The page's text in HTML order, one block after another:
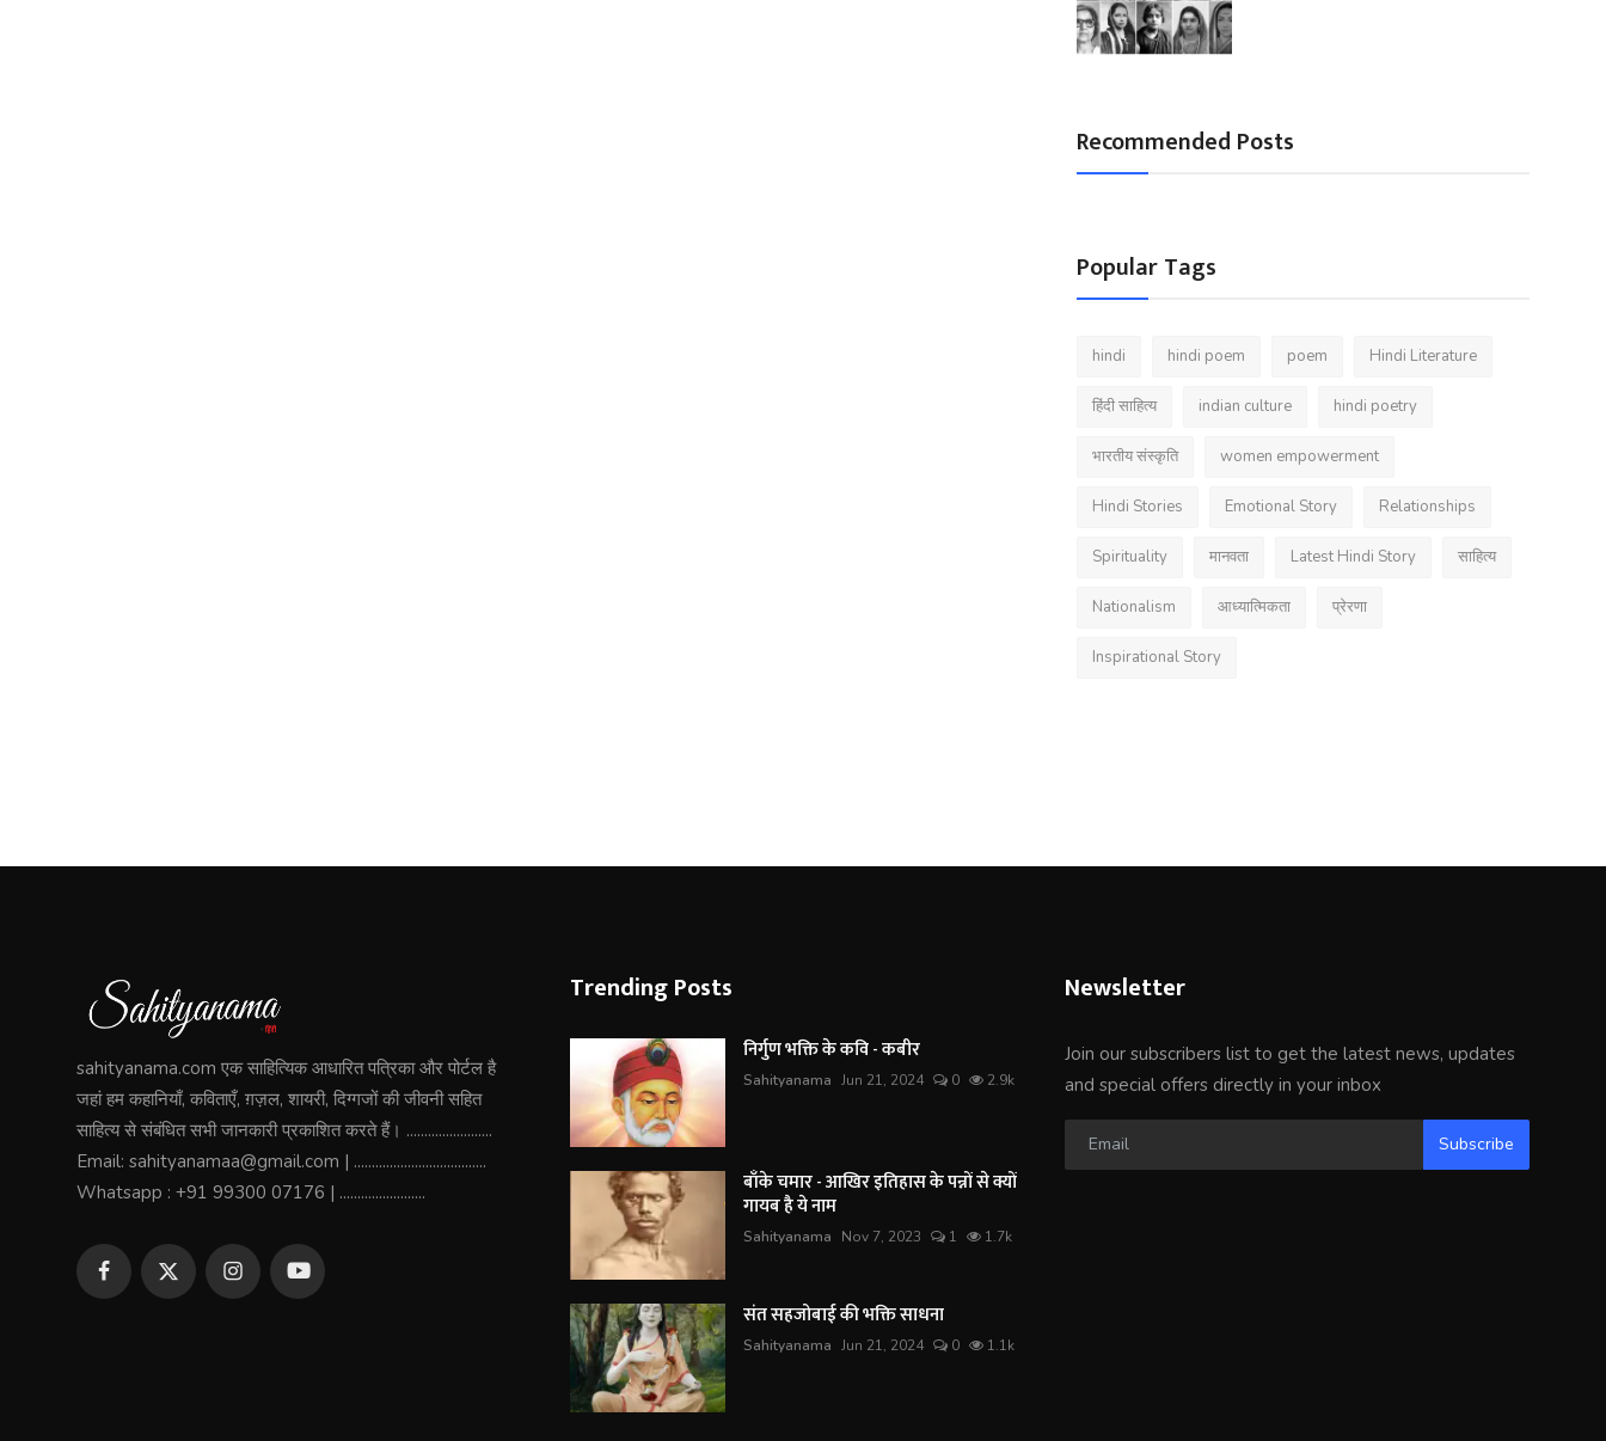
Recommended Posts
Popular Tags
hindi hindi poem poem Hindi Literature
हिंदी साहित्य indian culture hindi poetry
भारतीय संस्कृति women empowerment
Hindi Stories Emotional Story Relationships
Spirituality मानवता Latest Hindi Story साहित्य
Nationalism आध्यात्मिकता प्रेरणा
Inspirational Story
sahityanama.com एक साहित्यिक आधारित पत्रिका और पोर्टल है
जहां हम कहानियाँ, कविताएँ, ग़ज़ल, शायरी, दिग्गजों की जीवनी सहित
साहित्य से संबंधित सभी जानकारी प्रकाशित करते हैं। ........................
Email: sahityanamaa@gmail.com | .....................................
Whatsapp : +91 99300 07176 | ........................
Trending Posts
निर्गुण भक्ति के कवि - कबीर
Sahityanama Jun 21, 2024 0 2.9k
बाँके चमार - आखिर इतिहास के पन्नों से क्यों
गायब है ये नाम
Sahityanama Nov 7, 2023 1 1.7k
संत सहजोबाई की भक्ति साधना
Sahityanama Jun 21, 2024 0 1.1k
Newsletter
Join our subscribers list to get the latest news, updates
and special offers directly in your inbox
Subscribe